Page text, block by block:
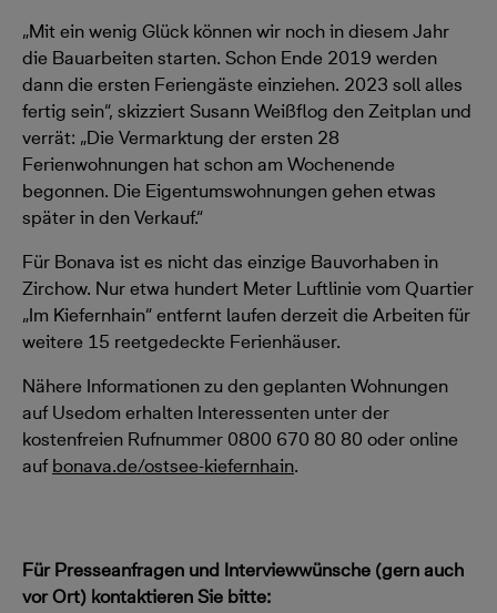
„Mit ein wenig Glück können wir noch in diesem Jahr
die Bauarbeiten starten. Schon Ende 2019 werden
dann die ersten Feriengäste einziehen. 2023 soll alles
fertig sein“, skizziert Susann Weißflog den Zeitplan und
verrät: „Die Vermarktung der ersten 28
Ferienwohnungen hat schon am Wochenende
begonnen. Die Eigentumswohnungen gehen etwas
später in den Verkauf.“
Für Bonava ist es nicht das einzige Bauvorhaben in
Zirchow. Nur etwa hundert Meter Luftlinie vom Quartier
„Im Kiefernhain“ entfernt laufen derzeit die Arbeiten für
weitere 15 reetgedeckte Ferienhäuser.
Nähere Informationen zu den geplanten Wohnungen
auf Usedom erhalten Interessenten unter der
kostenfreien Rufnummer 0800 670 80 80 oder online
auf bonava.de/ostsee-kiefernhain.
Für Presseanfragen und Interviewwünsche (gern auch
vor Ort) kontaktieren Sie bitte: